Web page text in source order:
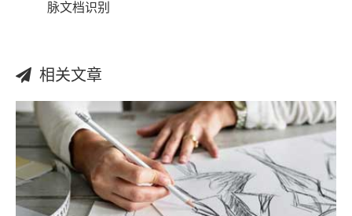
脉文档识别
相关文章